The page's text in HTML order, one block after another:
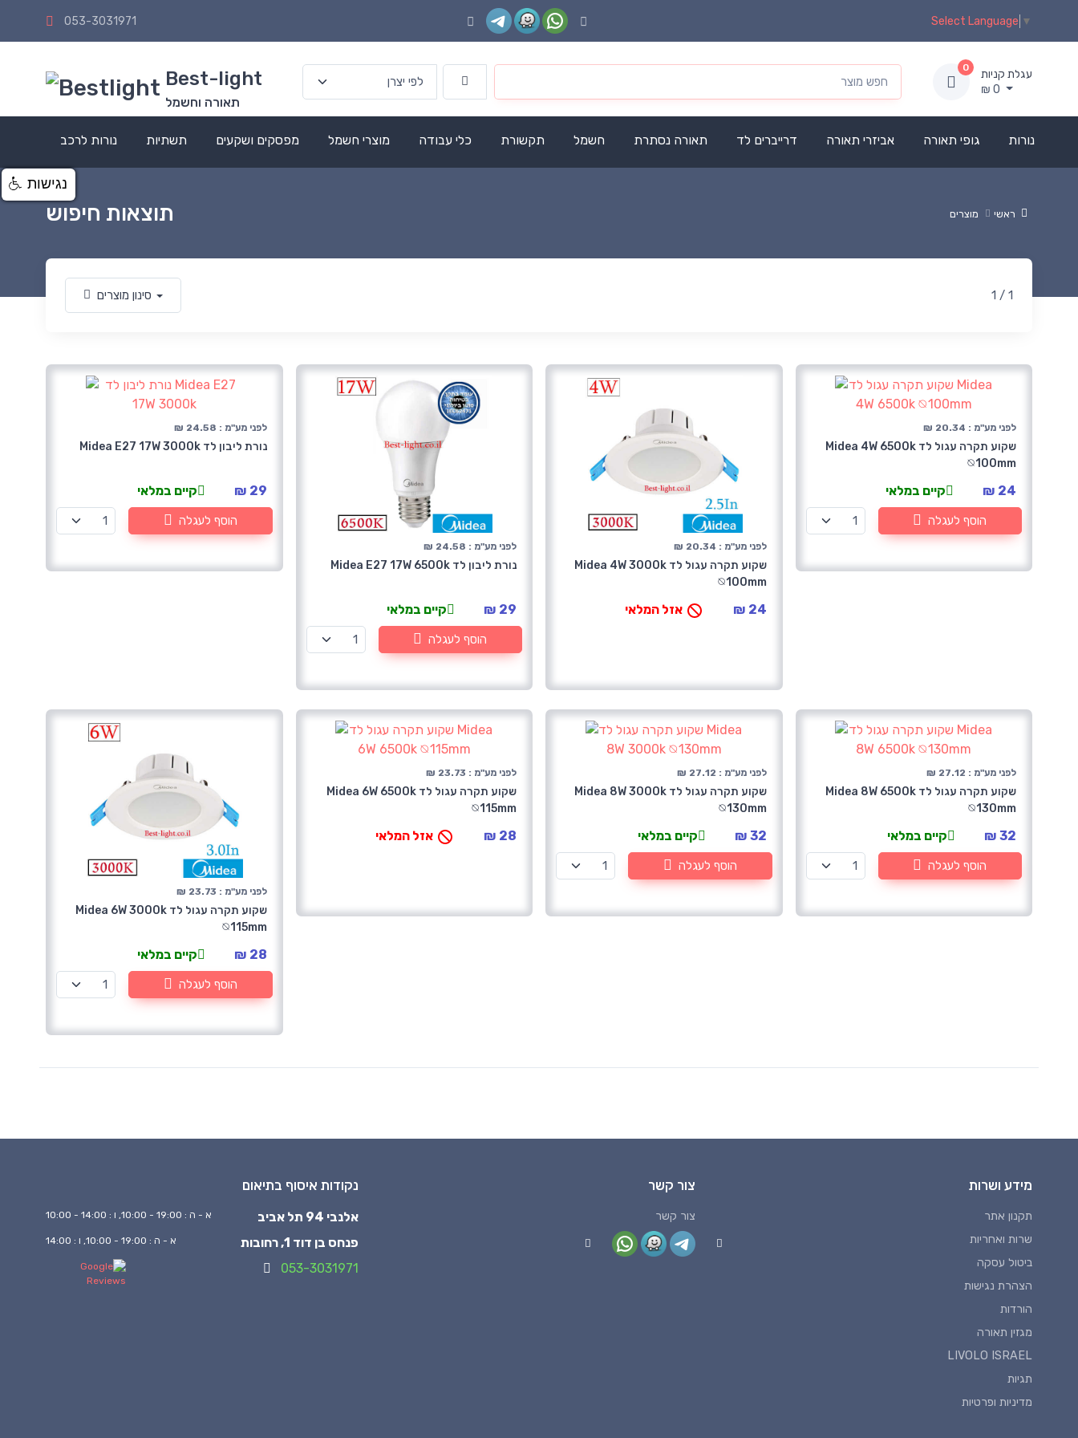
053-3031971 Select Language ▼
Best-light
תאורה וחשמל
0
עגלת קניות
₪ 0
נורות גופי תאורה אביזרי תאורה דרייברים לד תאורה נסתרת חשמל תקשורת כלי עבודה מוצרי חשמל מפסקים ושקעים תשתיות נורות לרכב
תוצאות חיפוש ראשי מוצרים
סינון מוצרים 1 / 1
לפני מע"מ : 24.58 ₪
נורת ליבון לד Midea E27 17W 3000k
29 ₪ קיים במלאי
הוסף לעגלה
לפני מע"מ : 24.58 ₪
נורת ליבון לד Midea E27 17W 6500k
29 ₪ קיים במלאי
הוסף לעגלה
לפני מע"מ : 20.34 ₪
שקוע תקרה עגול לד Midea 4W 3000k
⦰100mm
24 ₪ אזל המלאי
לפני מע"מ : 20.34 ₪
שקוע תקרה עגול לד Midea 4W 6500k
⦰100mm
24 ₪ קיים במלאי
הוסף לעגלה
לפני מע"מ : 23.73 ₪
שקוע תקרה עגול לד Midea 6W 3000k
⦰115mm
28 ₪ קיים במלאי
הוסף לעגלה
לפני מע"מ : 23.73 ₪
שקוע תקרה עגול לד Midea 6W 6500k
⦰115mm
28 ₪ אזל המלאי
לפני מע"מ : 27.12 ₪
שקוע תקרה עגול לד Midea 8W 3000k
⦰130mm
32 ₪ קיים במלאי
הוסף לעגלה
לפני מע"מ : 27.12 ₪
שקוע תקרה עגול לד Midea 8W 6500k
⦰130mm
32 ₪ קיים במלאי
הוסף לעגלה
מידע ושרות
תקנון אתר
שרות ואחריות
ביטול עסקה
הצהרת נגישות
הורדות
מגזין תאורה
LIVOLO ISRAEL
תגיות
מדיניות ופרטיות
צור קשר
צור קשר
נקודות איסוף בתיאום
אלנבי 94 תל אביב א - ה : 19:00 - 10:00, ו : 14:00 - 10:00
פנחס בן דוד 1, רחובות א - ה : 19:00 - 10:00, ו : 14:00
053-3031971
נגישות